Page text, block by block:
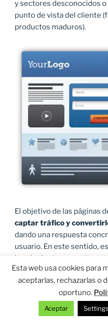
y sectores desconocidos
punto de vista del cliente
productos maduros).
El objetivo de las páginas
captar tráfico y
dando una respuesta
usuario. En este sentido,
los siguientes aspectos:
1- Concreción: La
aterrizaje debe seracorde
. Los usuario
búsquedasconcretas.
Esta web usa cookies para
aceptarlas, rechazarlas o
oportuno.
Aceptar Settings